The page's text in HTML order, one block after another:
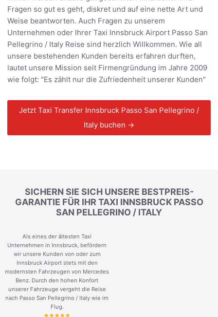
Fragen so gut es geht, diskret und auf eine nette Art und
Weise beantworten. Auch Fragen zu unserem
Unternehmen oder Ihrer Taxi Innsbruck Airport Passo San
Pellegrino / Italy Reise sind herzlich Willkommen. Wie all
unsere bestehenden Kunden bereits erfahren durften,
lautet unsere Mission seit Firmengründung im Jahre 2009
wie folgt: "Es zählt nur die Zufriedenheit unserer Kunden"
Jetzt Taxi Transfer Innsbruck Passo San Pellegrino /
Italy buchen →
SICHERN SIE SICH UNSERE BESTPREIS-
GARANTIE FÜR IHR TAXI INNSBRUCK PASSO
SAN PELLEGRINO / ITALY
Als eines der ältesten Taxi
Unternehmen in Innsbruck, befördern
wir unsere Kunden von oder zum
Innsbruck Airport stets mit den
modernsten Fahrzeugen von Mercedes
Benz. Durch den hohen Konfort
unserer Fahrzeuge vergeht die Reise
nach Passo San Pellegrino / Italy wie im
Flug.